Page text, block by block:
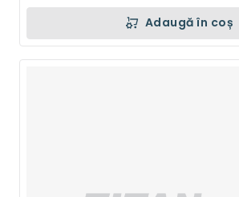
Adaugă în coș